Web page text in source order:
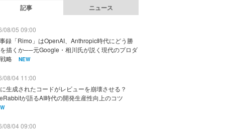
記事 ニュース
08/05 09:00
録「Rimo」はOpenAI、Anthropic時代にどう勝
描くか──元Google・相川氏が説く現代のプロダ
略
NEW
08/04 11:00
生成されたコードがレビューを崩壊させる？
が語るAI時代の開発生産性向上のコツ
08/04 09:00